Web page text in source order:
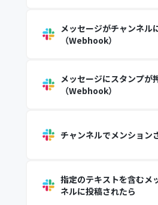
メッセージがチャンネル
（Webhook）
メッセージにスタンプが
（Webhook）
チャンネルでメンション
指定のテキストを含むメ
ネルに投稿されたら